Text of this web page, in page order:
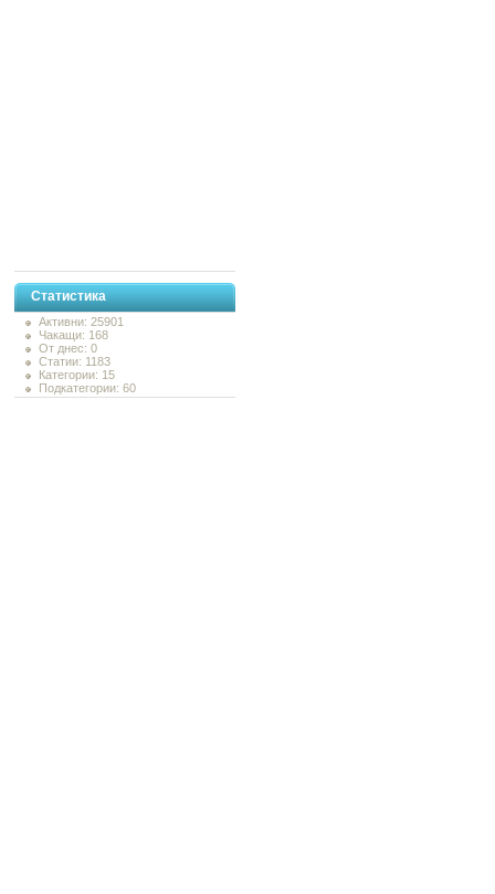
Статистика
Активни: 25901
Чакащи: 168
От днес: 0
Статии: 1183
Категории: 15
Подкатегории: 60